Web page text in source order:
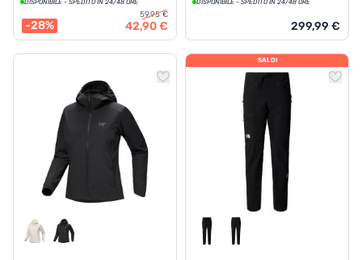
DISPONIBILE - SPEDITO IN 24/48 ORE
-28%
59,95 €
42,90 €
DISPONIBILE - SPEDITO IN 24/48 ORE
299,99 €
SALDI